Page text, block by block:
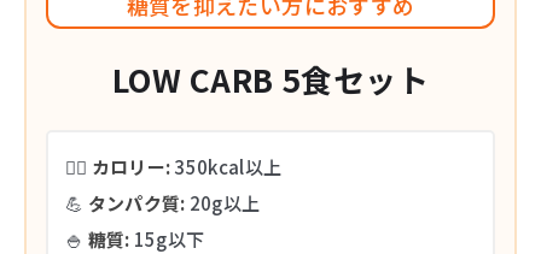
LOW CARB 5食セット
🏃‍♂️ カロリー:350kcal以上
💪 タンパク質: 20g以上
🍚 糖質: 15g以下